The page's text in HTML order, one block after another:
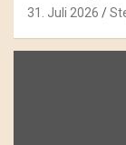
31. Juli 2026